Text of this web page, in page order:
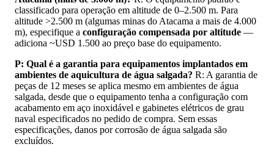
classificado para operação em altitude de 0–2.500 m. Para
altitude >2.500 m (algumas minas do Atacama a mais de 4.000
m), especifique a configuração compensada por altitude —
adiciona ~USD 1.500 ao preço base do equipamento.
P: Qual é a garantia para equipamentos implantados em
ambientes de aquicultura de água salgada? R: A garantia de
peças de 12 meses se aplica mesmo em ambientes de água
salgada, desde que o equipamento tenha a configuração com
acabamento em aço inoxidável e gabinetes elétricos de grau
naval especificados no pedido de compra. Sem essas
especificações, danos por corrosão de água salgada são
excluídos.